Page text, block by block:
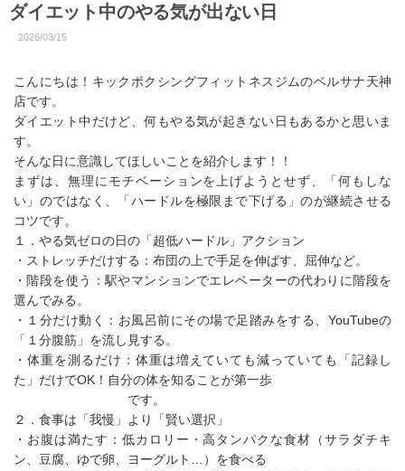
ダイエット中のやる気が出ない日
2026/03/15
こんにちは！キックボクシングフィットネスジムのベルサナ天神
店です。
ダイエット中だけど、何もやる気が起きない日もあるかと思いま
す。
そんな日に意識してほしいことを紹介します！！
まずは、無理にモチベーションを上げようとせず、「何もしな
い」のではなく、「ハードルを極限まで下げる」のが継続させる
コツです。
１．やる気ゼロの日の「超低ハードル」アクション
・ストレッチだけする：布団の上で手足を伸ばす、屈伸など。
・階段を使う：駅やマンションでエレベーターの代わりに階段を
選んでみる。
・１分だけ動く：お風呂前にその場で足踏みをする、YouTubeの
「１分腹筋」を流し見する。
・体重を測るだけ：体重は増えていても減っていても「記録し
た」だけでOK！自分の体を知ることが第一歩
です。
２．食事は「我慢」より「賢い選択」
・お腹は満たす：低カロリー・高タンパクな食材（サラダチキ
ン、豆腐、ゆで卵、ヨーグルト…）を食べる